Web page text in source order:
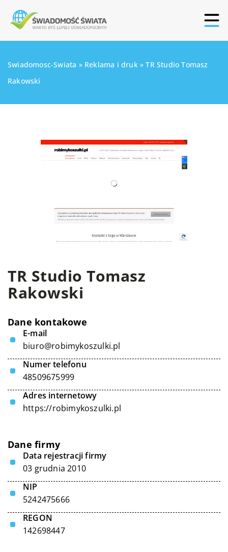
Swiadomosc-Swiata » Reklama i druk»TR Studio Tomasz
Rakowski
TR Studio Tomasz
Rakowski
Dane kontakowe
E-mail
biuro@robimykoszulki.pl
Numer telefonu
48509675999
Adres internetowy
https://robimykoszulki.pl
Dane firmy
Data rejestracji firmy
03 grudnia 2010
NIP
5242475666
REGON
142698447